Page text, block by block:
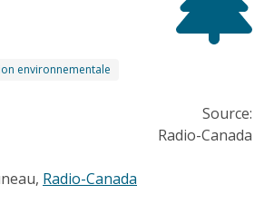
environnementale
Source:
Radio-Canada
Radio-Canada